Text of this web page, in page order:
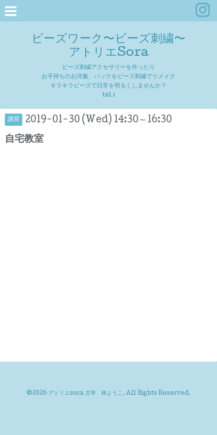
ビーズワーク〜ビーズ刺繍〜
アトリエSora
ビーズ刺繍アクセサリーを作ったり
お手持ちのお洋服、バックをビーズ刺繍でリメイク
キラキラビーズで日常を明るくしませんか？
tel :
講習 2019-01-30 (Wed) 14:30～16:30
自宅教室
©2026 アトリエsora 主宰 林ようこ . All Rights Reserved.